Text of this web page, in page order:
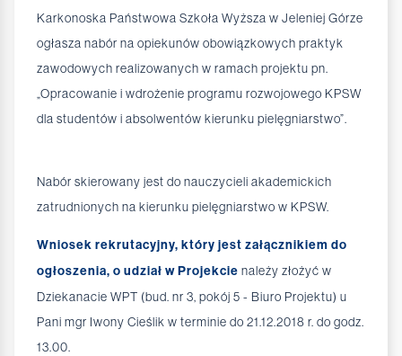
Karkonoska Państwowa Szkoła Wyższa w Jeleniej Górze
ogłasza nabór na opiekunów obowiązkowych praktyk
zawodowych realizowanych w ramach projektu pn.
„Opracowanie i wdrożenie programu rozwojowego KPSW
dla studentów i absolwentów kierunku pielęgniarstwo”.
Nabór skierowany jest do nauczycieli akademickich
zatrudnionych na kierunku pielęgniarstwo w KPSW.
Wniosek rekrutacyjny, który jest załącznikiem do
ogłoszenia, o udział w Projekcie należy złożyć w
Dziekanacie WPT (bud. nr 3, pokój 5 - Biuro Projektu) u
Pani mgr Iwony Cieślik w terminie do 21.12.2018 r. do godz.
13.00.